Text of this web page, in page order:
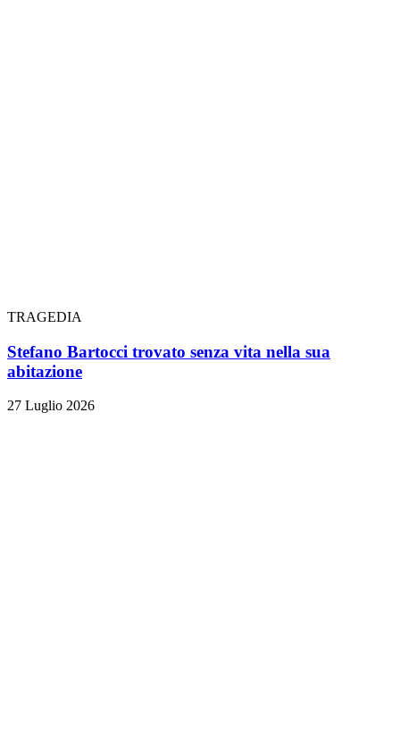
TRAGEDIA
Stefano Bartocci trovato senza vita nella sua
abitazione
27 Luglio 2026